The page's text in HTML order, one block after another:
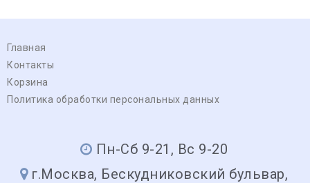
Главная
Контакты
Корзина
Политика обработки персональных данных
Пн-Сб 9-21, Вс 9-20
г.Москва, Бескудниковский бульвар,